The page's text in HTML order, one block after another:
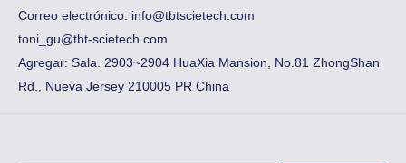
Correo electrónico: info@tbtscietech.com
toni_gu@tbt-scietech.com
Agregar: Sala. 2903~2904 HuaXia Mansion, No.81 ZhongShan
Rd., Nueva Jersey 210005 PR China